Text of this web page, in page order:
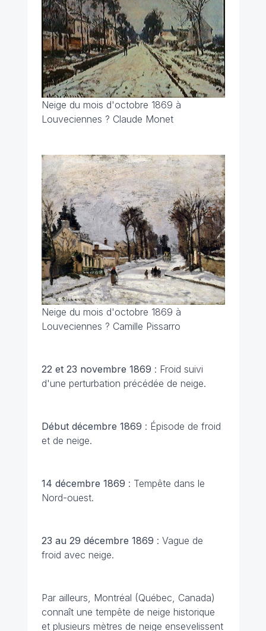
Neige du mois d'octobre 1869 à
Louveciennes ? Claude Monet
Neige du mois d'octobre 1869 à
Louveciennes ? Camille Pissarro
22 et 23 novembre 1869 : Froid suivi
d'une perturbation précédée de neige.
Début décembre 1869 : Épisode de froid
et de neige.
14 décembre 1869 : Tempête dans le
Nord-ouest.
23 au 29 décembre 1869 : Vague de
froid avec neige.
Par ailleurs, Montréal (Québec, Canada)
connaît une tempête de neige historique
et plusieurs mètres de neige ensevelissent